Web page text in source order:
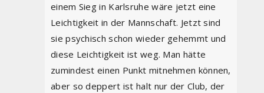
einem Sieg in Karlsruhe wäre jetzt eine
Leichtigkeit in der Mannschaft. Jetzt sind
sie psychisch schon wieder gehemmt und
diese Leichtigkeit ist weg. Man hätte
zumindest einen Punkt mitnehmen können,
aber so deppert ist halt nur der Club, der